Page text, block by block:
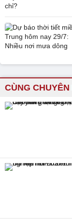
CÙNG CHUYÊN